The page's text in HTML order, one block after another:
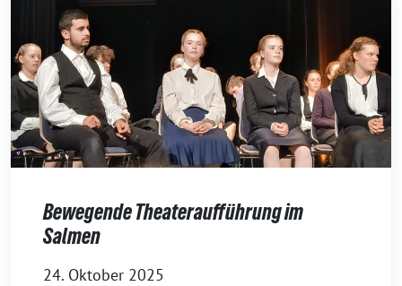
Bewegende Theateraufführung im
Salmen
24. Oktober 2025